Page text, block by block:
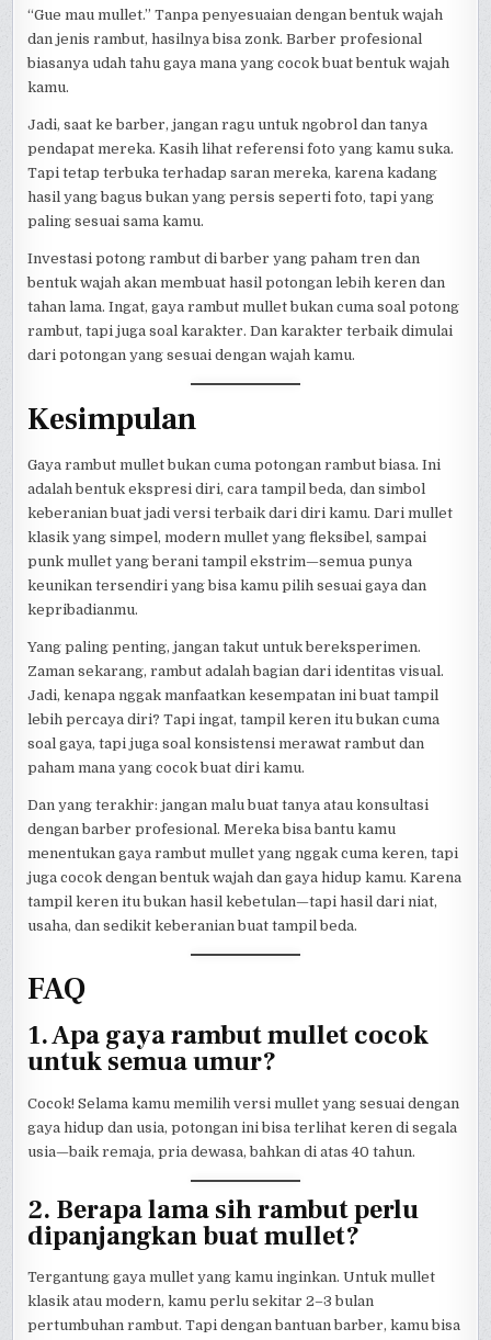
“Gue mau mullet.” Tanpa penyesuaian dengan bentuk wajah
dan jenis rambut, hasilnya bisa zonk. Barber profesional
biasanya udah tahu gaya mana yang cocok buat bentuk wajah
kamu.
Jadi, saat ke barber, jangan ragu untuk ngobrol dan tanya
pendapat mereka. Kasih lihat referensi foto yang kamu suka.
Tapi tetap terbuka terhadap saran mereka, karena kadang
hasil yang bagus bukan yang persis seperti foto, tapi yang
paling sesuai sama kamu.
Investasi potong rambut di barber yang paham tren dan
bentuk wajah akan membuat hasil potongan lebih keren dan
tahan lama. Ingat, gaya rambut mullet bukan cuma soal potong
rambut, tapi juga soal karakter. Dan karakter terbaik dimulai
dari potongan yang sesuai dengan wajah kamu.
Kesimpulan
Gaya rambut mullet bukan cuma potongan rambut biasa. Ini
adalah bentuk ekspresi diri, cara tampil beda, dan simbol
keberanian buat jadi versi terbaik dari diri kamu. Dari mullet
klasik yang simpel, modern mullet yang fleksibel, sampai
punk mullet yang berani tampil ekstrim—semua punya
keunikan tersendiri yang bisa kamu pilih sesuai gaya dan
kepribadianmu.
Yang paling penting, jangan takut untuk bereksperimen.
Zaman sekarang, rambut adalah bagian dari identitas visual.
Jadi, kenapa nggak manfaatkan kesempatan ini buat tampil
lebih percaya diri? Tapi ingat, tampil keren itu bukan cuma
soal gaya, tapi juga soal konsistensi merawat rambut dan
paham mana yang cocok buat diri kamu.
Dan yang terakhir: jangan malu buat tanya atau konsultasi
dengan barber profesional. Mereka bisa bantu kamu
menentukan gaya rambut mullet yang nggak cuma keren, tapi
juga cocok dengan bentuk wajah dan gaya hidup kamu. Karena
tampil keren itu bukan hasil kebetulan—tapi hasil dari niat,
usaha, dan sedikit keberanian buat tampil beda.
FAQ
1. Apa gaya rambut mullet cocok
untuk semua umur?
Cocok! Selama kamu memilih versi mullet yang sesuai dengan
gaya hidup dan usia, potongan ini bisa terlihat keren di segala
usia—baik remaja, pria dewasa, bahkan di atas 40 tahun.
2. Berapa lama sih rambut perlu
dipanjangkan buat mullet?
Tergantung gaya mullet yang kamu inginkan. Untuk mullet
klasik atau modern, kamu perlu sekitar 2–3 bulan
pertumbuhan rambut. Tapi dengan bantuan barber, kamu bisa